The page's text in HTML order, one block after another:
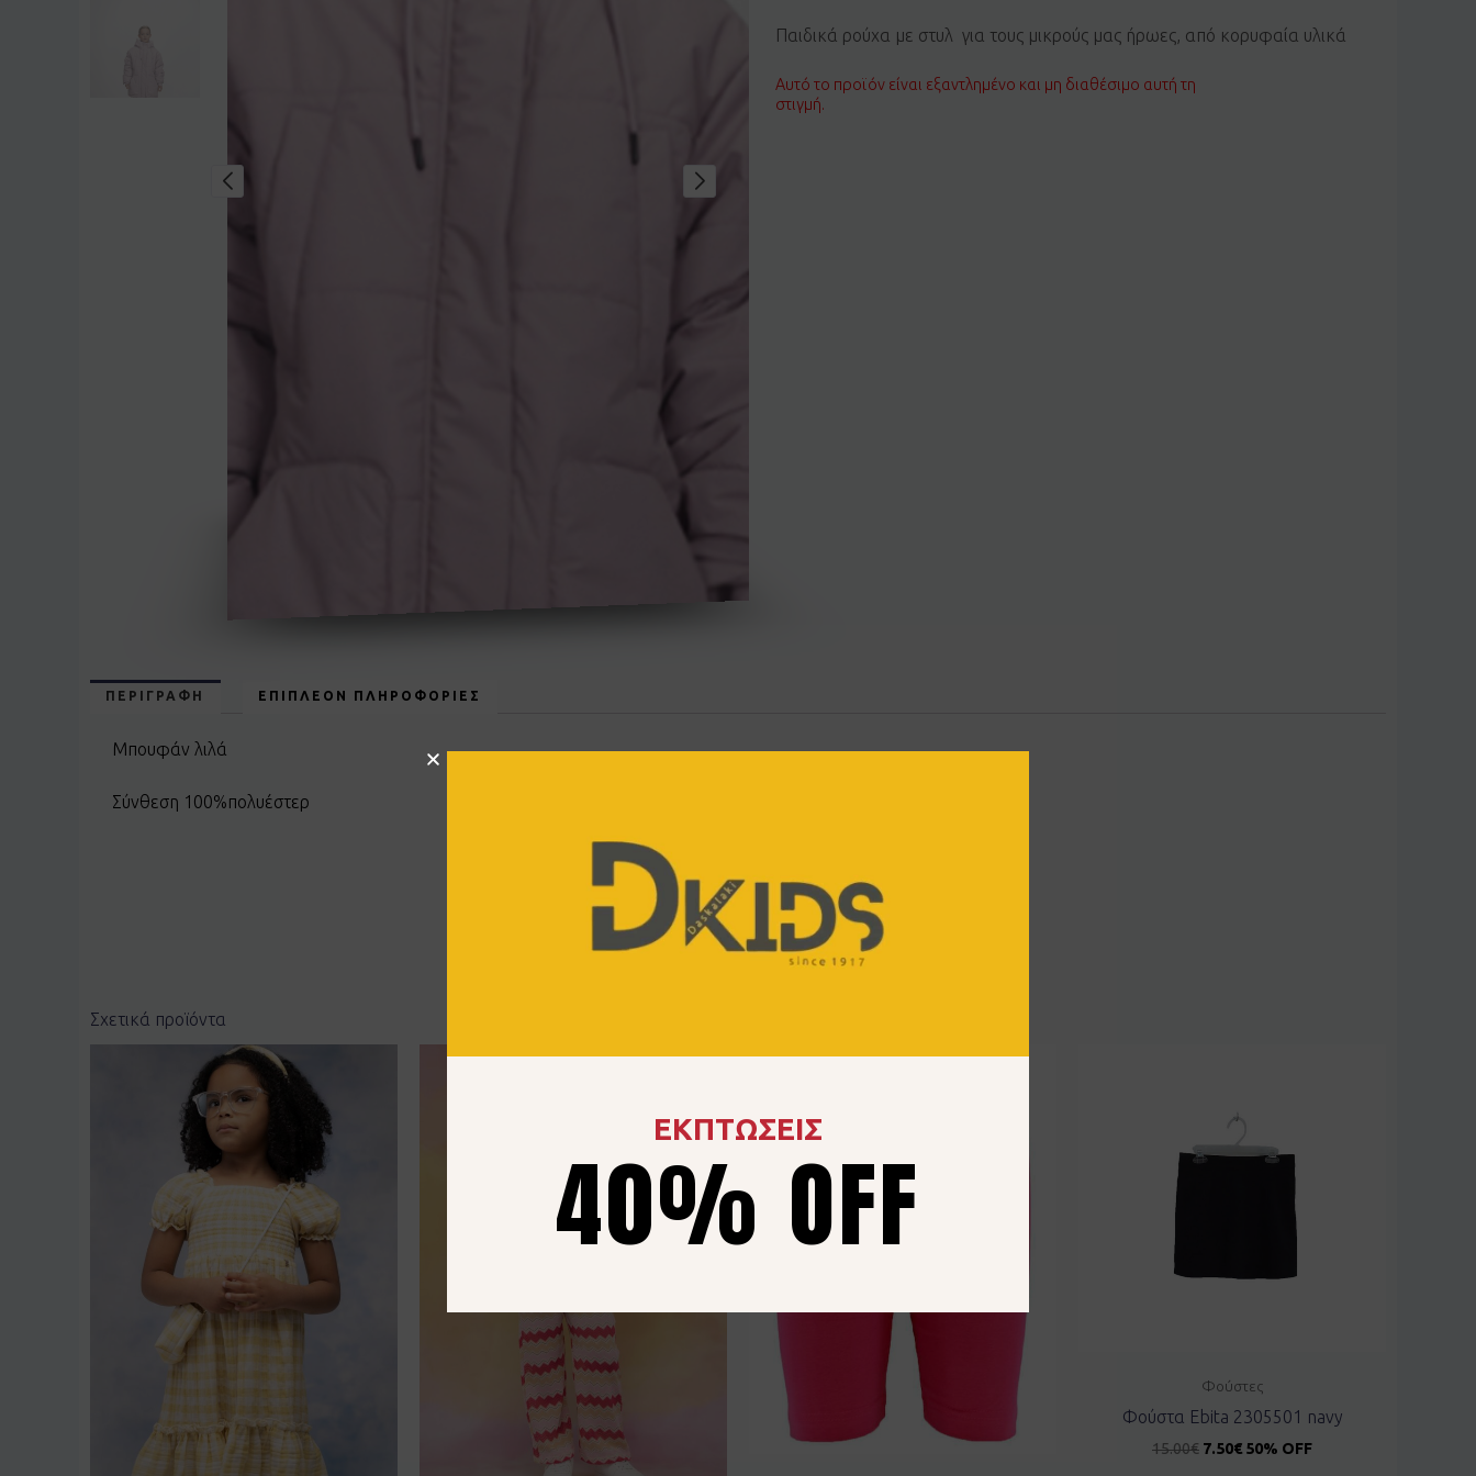
Παιδικά ρούχα με στυλ για τους μικρούς μας ήρωες, από κορυφαία υλικά
Αυτό το προϊόν είναι εξαντλημένο και μη διαθέσιμο αυτή τη
στιγμή.
ΠΕΡΙΓΡΑΦΉ ΕΠΙΠΛΈΟΝ ΠΛΗΡΟΦΟΡΊΕΣ
Μπουφάν λιλά
Σύνθεση 100%πολυέστερ
Σχετικά προϊόντα
Φούστες
Φούστα Ebita 2305501 navy
15.00€ 7.50€ 50% OFF
ΕΚΠΤΩΣΕΙΣ
40% OFF